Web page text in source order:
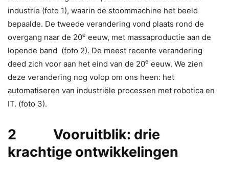
industrie (foto 1), waarin de stoommachine het beeld
bepaalde. De tweede verandering vond plaats rond de
overgang naar de 20e eeuw, met massaproductie aan de
lopende band (foto 2). De meest recente verandering
deed zich voor aan het eind van de 20e eeuw. We zien
deze verandering nog volop om ons heen: het
automatiseren van industriële processen met robotica en
IT. (foto 3).
2 Vooruitblik: drie
krachtige ontwikkelingen